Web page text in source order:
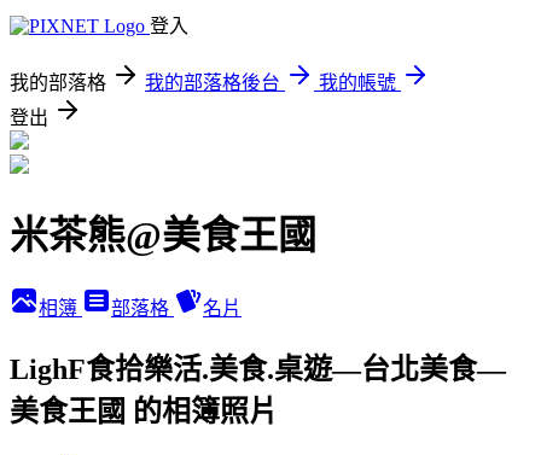
登入
我的部落格 我的部落格後台
我的帳號
登出
米茶熊@美食王國
相簿 部落格 名片
LighF食拾樂活.美食.桌遊—台北美食—
美食王國 的相簿照片